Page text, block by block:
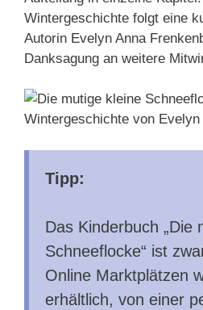
Wintergeschichte folgt eine
Autorin Evelyn Anna
Danksagung an weitere
Tipp:
Das Kinderbuch „Die
Schneeflocke“ ist
Online Marktplätzen
erhältlich, von einer